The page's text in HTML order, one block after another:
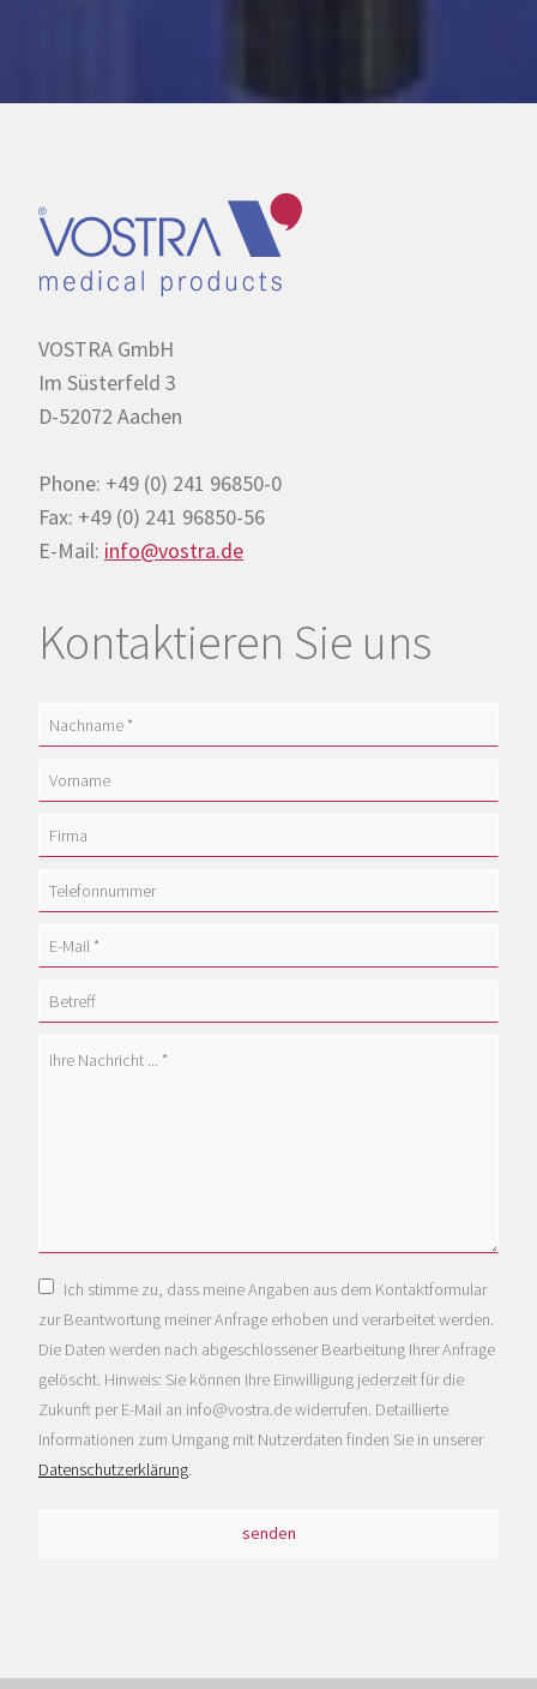
VOSTRA GmbH
Im Süsterfeld 3
D-52072 Aachen
Phone: +49 (0) 241 96850-0
Fax: +49 (0) 241 96850-56
E-Mail: info@vostra.de
Kontaktieren Sie uns
Ich stimme zu, dass meine Angaben aus dem Kontaktformular
zur Beantwortung meiner Anfrage erhoben und verarbeitet werden.
Die Daten werden nach abgeschlossener Bearbeitung Ihrer Anfrage
gelöscht. Hinweis: Sie können Ihre Einwilligung jederzeit für die
Zukunft per E-Mail an info@vostra.de widerrufen. Detaillierte
Informationen zum Umgang mit Nutzerdaten finden Sie in unserer
Datenschutzerklärung
senden